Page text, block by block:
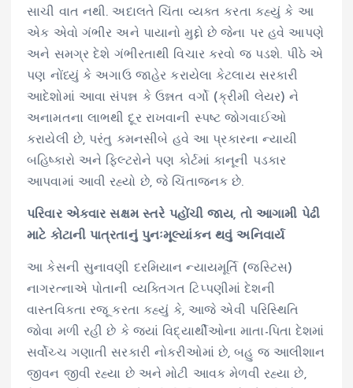
સાચી વાત નથી. અદાલતે ચિંતા વ્યક્ત કરતા કહ્યું કે આ
એક એવો ગંભીર અને પાયાનો મુદ્દો છે જેના પર હવે આપણે
અને સમગ્ર દેશે ગંભીરતાથી વિચાર કરવો જ પડશે. પીઠે એ
પણ નોંધ્યું કે અગાઉ જાહેર કરાયેલા કેટલાય સરકારી
આદેશોમાં આવા સંપન્ન કે ઉન્નત વર્ગો (ક્રીમી લેયર) ને
અનામતના લાભથી દૂર રાખવાની સ્પષ્ટ જોગવાઈઓ
કરાયેલી છે, પરંતુ કમનસીબે હવે આ પ્રકારના ન્યાયી
બહિષ્કારો અને ફિલ્ટરોને પણ કોર્ટમાં કાનૂની પડકાર
આપવામાં આવી રહ્યો છે, જે ચિંતાજનક છે.
પરિવાર એકવાર સક્ષમ સ્તરે પહોંચી જાય, તો આગામી પેઢી
માટે કોટાની પાત્રતાનું પુનઃમૂલ્યાંકન થવું અનિવાર્ય
આ કેસની સુનાવણી દરમિયાન ન્યાયમૂર્તિ (જસ્ટિસ)
નાગરત્નાએ પોતાની વ્યક્તિગત ટિપ્પણીમાં દેશની
વાસ્તવિકતા રજૂ કરતા કહ્યું કે, આજે એવી પરિસ્થિતિ
જોવા મળી રહી છે કે જ્યાં વિદ્યાર્થીઓના માતા-પિતા દેશમાં
સર્વોચ્ચ ગણાતી સરકારી નોકરીઓમાં છે, બહુ જ આલીશાન
જીવન જીવી રહ્યા છે અને મોટી આવક મેળવી રહ્યા છે,